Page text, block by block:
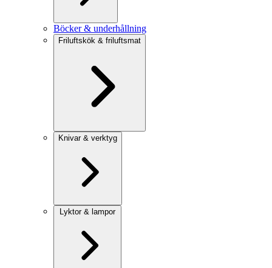
Böcker & underhållning
Friluftskök & friluftsmat
Knivar & verktyg
Lyktor & lampor